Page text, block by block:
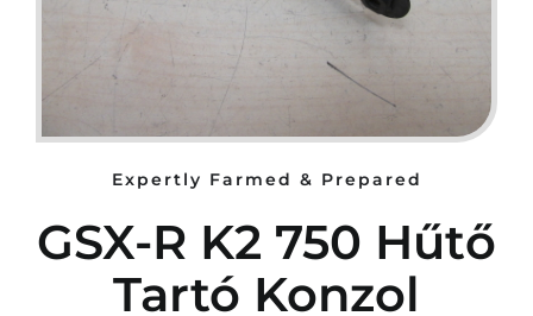
Expertly Farmed & Prepared
GSX-R K2 750 Hűtő
Tartó Konzol